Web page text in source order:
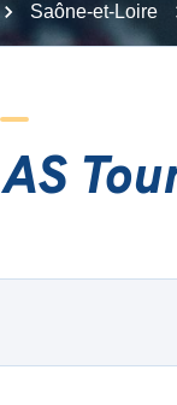
Saône-et-Loire
AS